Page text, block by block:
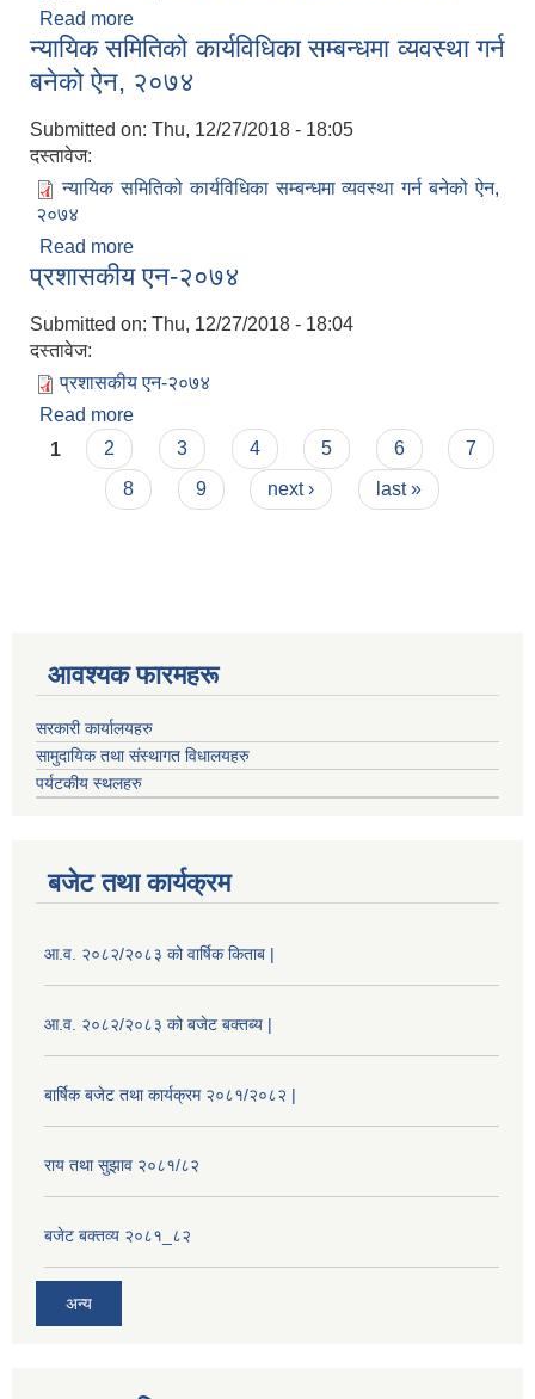
Read more
एन-२०७४
न्यायिक समितिको कार्यविधिका सम्बन्धमा व्यवस्था गर्न
बनेको ऐन, २०७४
Submitted on: Thu, 12/27/2018 - 18:05
दस्तावेज:
न्यायिक समितिको कार्यविधिका सम्बन्धमा व्यवस्था गर्न बनेको ऐन,
२०७४
Read more
बनेको ऐन, २०७४
प्रशासकीय एन-२०७४
Submitted on: Thu, 12/27/2018 - 18:04
दस्तावेज:
प्रशासकीय एन-२०७४
Read more
Pages
1 2 3 4 5 6
7
8
9 next › last »
आवश्यक फारमहरू
सरकारी कार्यालयहरु
सामुदायिक तथा संस्थागत विधालयहरु
पर्यटकीय स्थलहरु
बजेट तथा कार्यक्रम
आ.व. २०८२/२०८३ को वार्षिक किताब |
आ.व. २०८२/२०८३ को बजेट बक्तब्य |
बार्षिक बजेट तथा कार्यक्रम २०८१/२०८२ |
राय तथा सुझाव २०८१/८२
बजेट बक्तव्य २०८१_८२
अन्य